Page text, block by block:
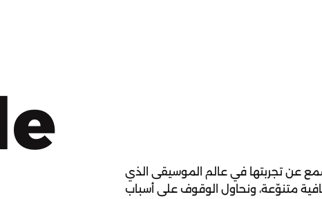
عن تجربتها في عالم الموسيقى الذي
متنوّعة، ونحاول الوقوف على أسباب